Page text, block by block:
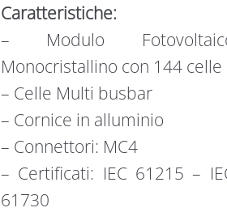
Caratteristiche:
– Modulo
Monocristallino con 144 celle
– Celle Multi busbar
– Cornice in alluminio
– Connettori: MC4
– Certificati: IEC 61215 –
61730